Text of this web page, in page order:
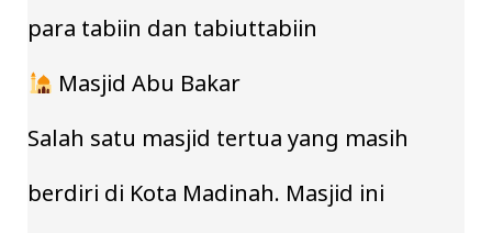
para tabiin dan tabiuttabiin
Masjid Abu Bakar
Salah satu masjid tertua yang masih
berdiri di Kota Madinah. Masjid ini